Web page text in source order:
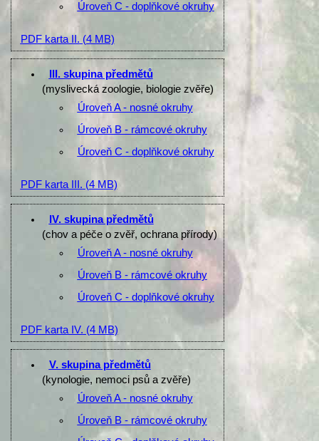
Úroveň C - doplňkové okruhy
PDF karta II. (4 MB)
III. skupina předmětů
(myslivecká zoologie, biologie zvěře)
Úroveň A - nosné okruhy
Úroveň B - rámcové okruhy
Úroveň C - doplňkové okruhy
PDF karta III. (4 MB)
IV. skupina předmětů
(chov a péče o zvěř, ochrana přírody)
Úroveň A - nosné okruhy
Úroveň B - rámcové okruhy
Úroveň C - doplňkové okruhy
PDF karta IV. (4 MB)
V. skupina předmětů
(kynologie, nemoci psů a zvěře)
Úroveň A - nosné okruhy
Úroveň B - rámcové okruhy